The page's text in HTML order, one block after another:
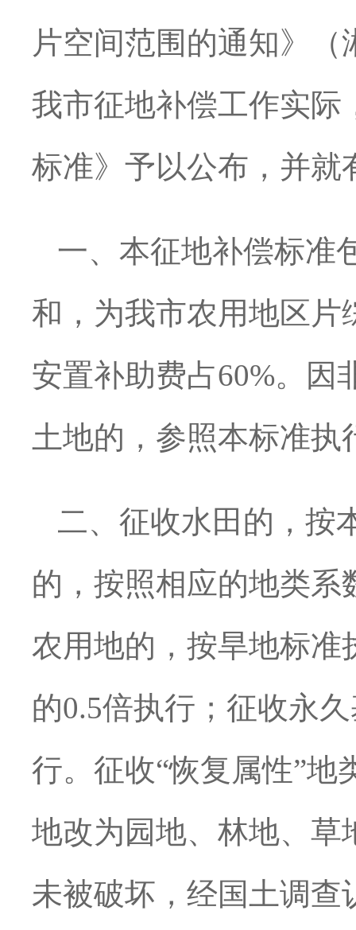
片空间范围的通知》（
我市征地补偿工作实际
标准》予以公布，并就
一、本征地补偿标准
和，为我市农用地区片
安置补助费占60%。因
土地的，参照本标准执
二、征收水田的，按
的，按照相应的地类
农用地的，按旱地标准
的0.5倍执行；征收永
行。征收“恢复属性”
地改为园地、林地、草
未被破坏，经国土调